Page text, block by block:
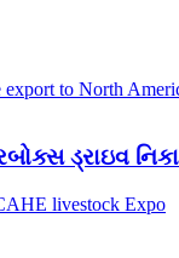
ડ્રાઇવ